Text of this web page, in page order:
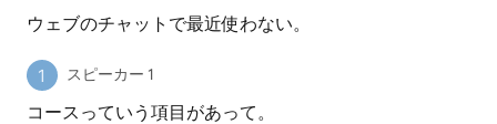
ウェブのチャットで最近使わない。
スピーカー 1
コースっていう項目があって。